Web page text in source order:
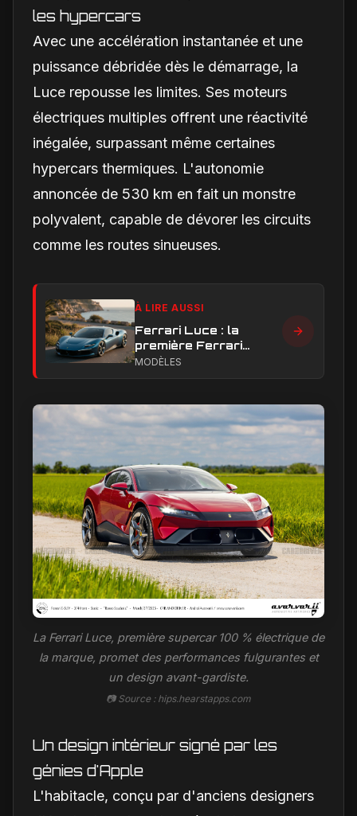
les hypercars
Avec une accélération instantanée et une
puissance débridée dès le démarrage, la
Luce repousse les limites. Ses moteurs
électriques multiples offrent une réactivité
inégalée, surpassant même certaines
hypercars thermiques. L'autonomie
annoncée de 530 km en fait un monstre
polyvalent, capable de dévorer les circuits
comme les routes sinueuses.
À LIRE AUSSI
Ferrari Luce : la
première Ferrari
électrique peut-elle
MODÈLES
La Ferrari Luce, première supercar 100 % électrique de
la marque, promet des performances fulgurantes et
un design avant-gardiste.
📷 Source : hips.hearstapps.com
Un design intérieur signé par les
génies d'Apple
L'habitacle, conçu par d'anciens designers